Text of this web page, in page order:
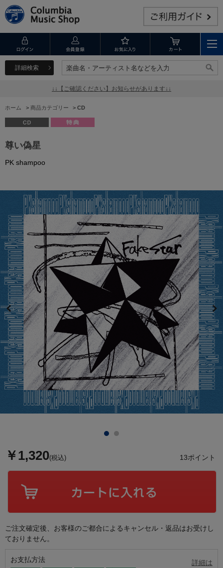
詳細検索 楽曲名・アーティスト名などを入力
楽曲名・アーティスト名などを入力
↓↓【ご確認ください】お知らせがあります↓↓
ホーム > 商品カテゴリー > CD
尊い偽星
PK shampoo
￥1,320(税込) 13ポイント
ご注文確定後、お客様のご都合によるキャンセル・返品はお受けし
ておりません。
お支払方法
詳細は